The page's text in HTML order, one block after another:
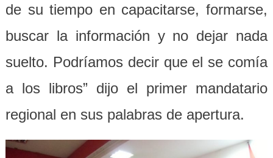
de su tiempo en capacitarse, formarse,
buscar la información y no dejar nada
suelto. Podríamos decir que el se comía
a los libros” dijo el primer mandatario
regional en sus palabras de apertura.